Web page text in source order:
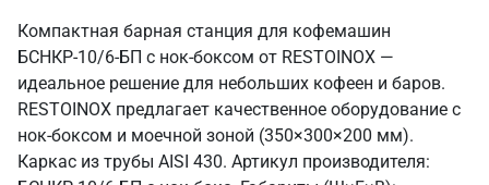
Компактная барная станция для кофемашин
БСНКР-10/6-БП с нок-боксом от RESTOINOX —
идеальное решение для небольших кофеен и баров.
RESTOINOX предлагает качественное оборудование с
нок-боксом и моечной зоной (350×300×200 мм).
Каркас из трубы AISI 430. Артикул производителя: